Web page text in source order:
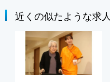
近くの似たような求人